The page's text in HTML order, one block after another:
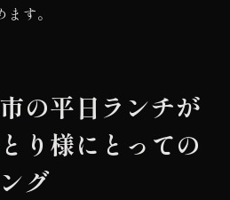
す。
の平日ランチが
り様にとっての
グ